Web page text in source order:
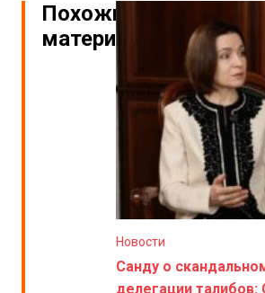
Похожие
материалы
Новости
Санду о
делегации